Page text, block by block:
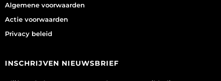
Algemene voorwaarden
Actie voorwaarden
Privacy beleid
INSCHRIJVEN NIEUWSBRIEF